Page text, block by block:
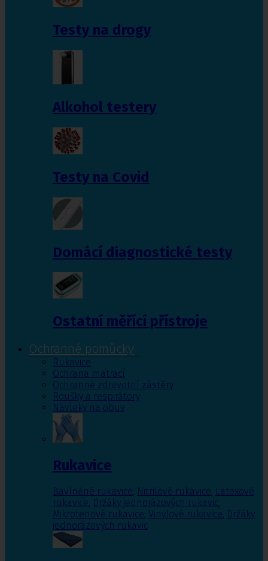
Testy na drogy
Alkohol testery
Testy na Covid
Domácí diagnostické testy
Ostatní měřící přístroje
Ochranné pomůcky
Rukavice
Ochrana matrací
Ochranné zdravotní zástěry
Roušky a respirátory
Návleky na obuv
Rukavice
Bavlněné rukavice, Nitrilové rukavice, Latexové
rukavice, Držáky jednorázových rukavic,
Mikrotenové rukavice, Vinylové rukavice, Držáky
jednorázových rukavic